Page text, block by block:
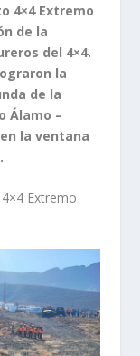
4×4 Extremo
de la
del 4×4.
la
de la
Álamo –
la ventana
Extremo